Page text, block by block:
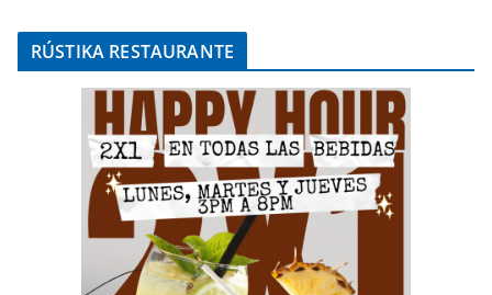
RÚSTIKA RESTAURANTE